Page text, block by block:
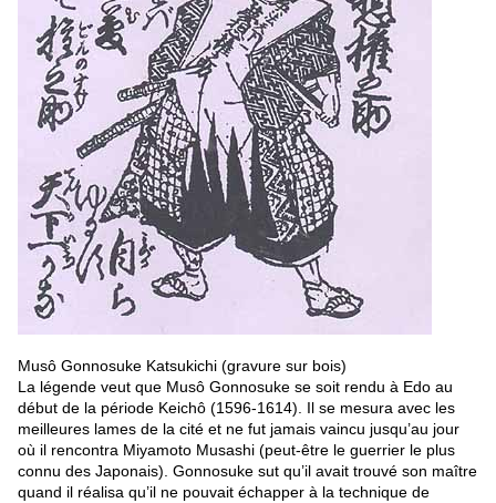
Musô Gonnosuke Katsukichi (gravure sur bois)
La légende veut que Musô Gonnosuke se soit rendu à Edo au
début de la période Keichô (1596-1614). Il se mesura avec les
meilleures lames de la cité et ne fut jamais vaincu jusqu’au jour
où il rencontra Miyamoto Musashi (peut-être le guerrier le plus
connu des Japonais). Gonnosuke sut qu’il avait trouvé son maître
quand il réalisa qu’il ne pouvait échapper à la technique de